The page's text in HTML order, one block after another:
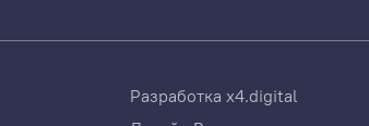
Разработка x4.digital